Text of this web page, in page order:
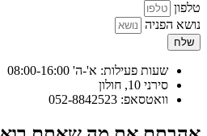
טלפון
נושא הפניה
שלח
שעות פעילות: א'-ה' 08:00-16:00
סירני 10, חולון
וואטסאפ: 052-8842523